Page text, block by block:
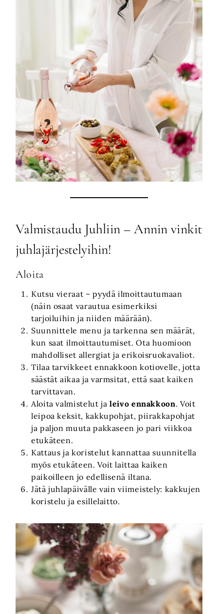
Valmistaudu Juhliin – Annin vinkit
juhlajärjestelyihin!
Aloita
Kutsu vieraat – pyydä ilmoittautumaan
(näin osaat varautua esimerkiksi
tarjoiluihin ja niiden määrään).
Suunnittele menu ja tarkenna sen määrät,
kun saat ilmoittautumiset. Ota huomioon
mahdolliset allergiat ja erikoisruokavaliot.
Tilaa tarvikkeet ennakkoon kotiovelle, jotta
säästät aikaa ja varmsitat, että saat kaiken
tarvittavan.
Aloita valmistelut jaleivo ennakkoon. Voit
leipoa keksit, kakkupohjat, piirakkapohjat
ja paljon muuta pakkaseen jo pari viikkoa
etukäteen.
Kattaus ja koristelut kannattaa suunnitella
myös etukäteen. Voit laittaa kaiken
paikoilleen jo edellisenä iltana.
Jätä juhlapäivälle vain viimeistely: kakkujen
koristelu ja esillelaitto.